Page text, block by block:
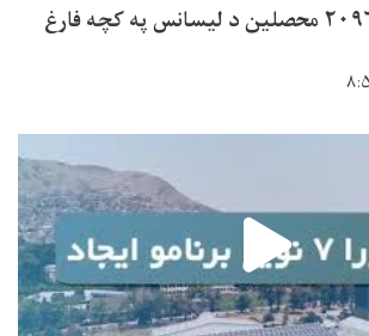
د کابل پوهنتون ۲۰۹۶ محصلین د لیسانس په کچه فارغ